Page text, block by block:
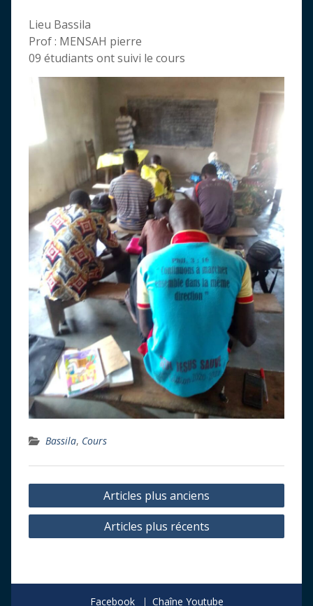
Lieu Bassila
Prof : MENSAH pierre
09 étudiants ont suivi le cours
Bassila, Cours
Navigation
des
Articles plus anciens
Articles plus récents
Facebook Chaîne Youtube